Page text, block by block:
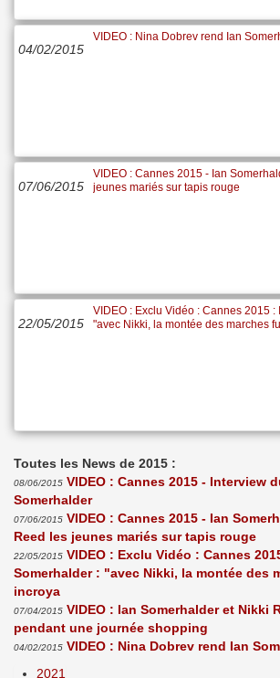
04/02/2015
VIDEO : Nina Dobrev rend Ian
07/06/2015
VIDEO : Cannes 2015 - Ian
jeunes mariés sur tapis rouge
22/05/2015
VIDEO : Exclu Vidéo : Cannes 2015 :
"avec Nikki, la montée des marches
Toutes les News de 2015 :
08/06/2015 VIDEO : Cannes 2015 - Interview
Somerhalder
07/06/2015 VIDEO : Cannes 2015 - Ian
Reed les jeunes mariés sur tapis rouge
22/05/2015 VIDEO : Exclu Vidéo : Cannes
Somerhalder : "avec Nikki, la montée des
incroya
07/04/2015 VIDEO : Ian Somerhalder et Nikki
pendant une journée shopping
04/02/2015 VIDEO : Nina Dobrev rend Ian
2021